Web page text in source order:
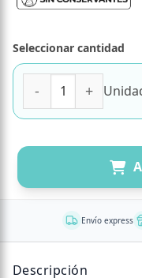
Seleccionar cantidad
(D) Waffle de
Envío express
Descripción